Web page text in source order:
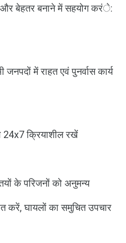
और बेहतर बनाने में सहयोग करंे:
जनपदों में राहत एवं पुनर्वास कार्य
क्रियाशील रखें
के परिजनों को अनुमन्य
करें, घायलों का समुचित उपचार